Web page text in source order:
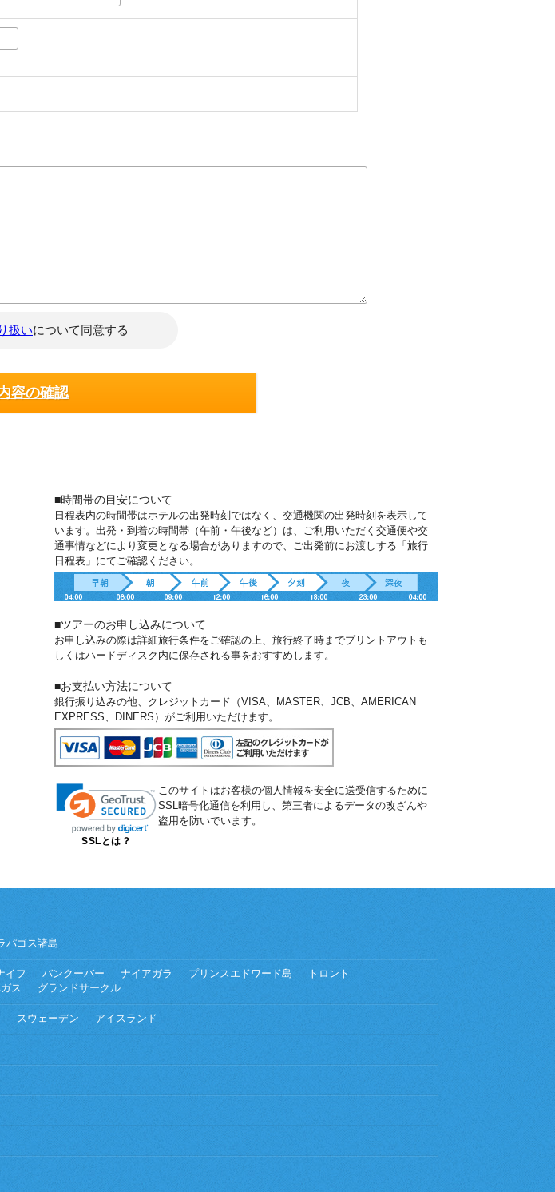
扱いについて同意する
■時間帯の目安について
日程表内の時間帯はホテルの出発時刻ではなく、交通機関の出発時刻を表示して
います。出発・到着の時間帯（午前・午後など）は、ご利用いただく交通便や交
通事情などにより変更となる場合がありますので、ご出発前にお渡しする「旅行
日程表」にてご確認ください。
■ツアーのお申し込みについて
お申し込みの際は詳細旅行条件をご確認の上、旅行終了時までプリントアウトも
しくはハードディスク内に保存される事をおすすめします。
■お支払い方法について
銀行振り込みの他、クレジットカード（VISA、MASTER、JCB、AMERICAN
EXPRESS、DINERS）がご利用いただけます。
SSLとは？
このサイトはお客様の個人情報を安全に送受信するために
SSL暗号化通信を利用し、第三者によるデータの改ざんや
盗用を防いでいます。
パゴス諸島
イフ バンクーバー ナイアガラ プリンスエドワード島
トロント
ス グランドサークル
スウェーデン アイスランド